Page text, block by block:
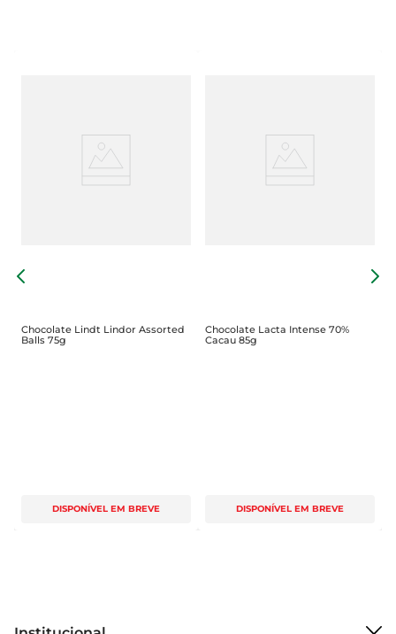
Chocolate Lindt Lindor Assorted
Balls 75g
DISPONÍVEL EM BREVE
Chocolate Lacta Intense 70%
Cacau 85g
DISPONÍVEL EM BREVE